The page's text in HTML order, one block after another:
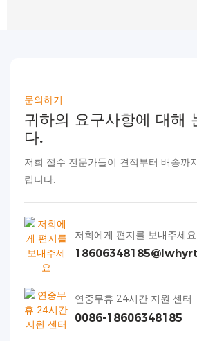
문의하기
귀하의 요구사항에 대해
다.
저희 절수 전문가들이 견적부터 배송까
립니다.
저희에게 편지를 보내주세요
연중무휴 24시간 지원 센터
0086-18606348185